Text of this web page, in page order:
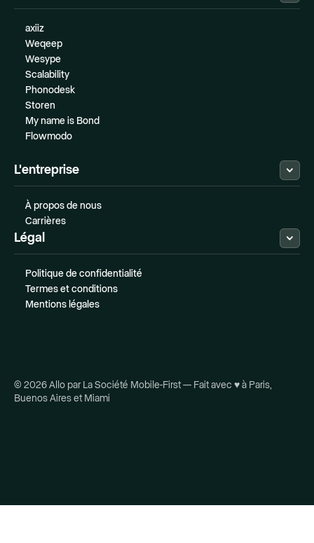
axiiz
Weqeep
Wesype
Scalability
Phonodesk
Storen
My name is Bond
Flowmodo
L'entreprise
À propos de nous
Carrières
Légal
Politique de confidentialité
Termes et conditions
Mentions légales
© 2026 Allo par La Société Mobile-First — Fait avec ♥ à Paris,
Buenos Aires et Miami